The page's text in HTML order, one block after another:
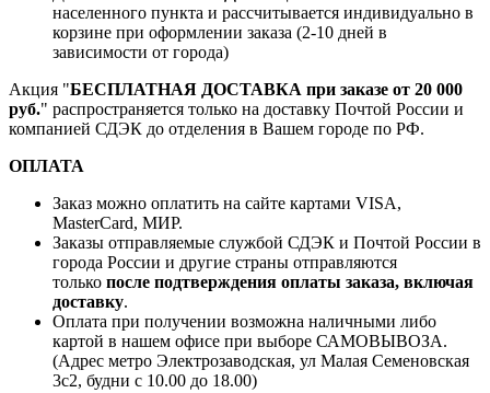
населенного пункта и рассчитывается индивидуально в
корзине при оформлении заказа (2-10 дней в
зависимости от города)
Акция "БЕСПЛАТНАЯ ДОСТАВКА при заказе от 20 000
руб." распространяется только на доставку Почтой России и
компанией СДЭК до отделения в Вашем городе по РФ.
ОПЛАТА
Заказ можно оплатить на сайте картами VISA,
MasterCard, МИР.
Заказы отправляемые службой СДЭК и Почтой России в
города России и другие страны отправляются
только после подтверждения оплаты заказа, включая
доставку.
Оплата при получении возможна наличными либо
картой в нашем офисе при выборе САМОВЫВОЗА.
(Адрес метро Электрозаводская, ул Малая Семеновская
3с2, будни с 10.00 до 18.00)